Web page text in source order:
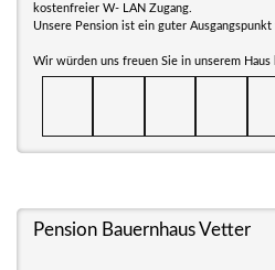
kostenfreier W- LAN Zugang.
Unsere Pension ist ein guter Ausgangspunkt
Wir würden uns freuen Sie in unserem Haus
Pension Bauernhaus Vetter